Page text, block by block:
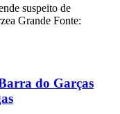
suspeito de
Grande Fonte:
do Garças